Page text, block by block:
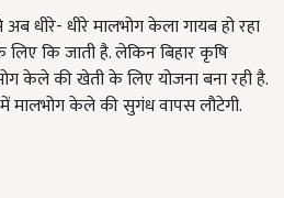
धीरे- धीरे मालभोग केला गायब हो रहा
कि जाती है. लेकिन बिहार कृषि
केले की खेती के लिए योजना बना रही है.
मालभोग केले की सुगंध वापस लौटेगी.